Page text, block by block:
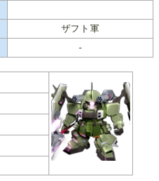
ザフト軍
-